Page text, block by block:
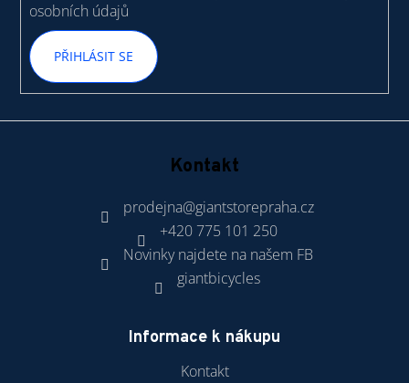
osobních údajů
PŘIHLÁSIT SE
Kontakt
prodejna@giantstorepraha.cz
+420 775 101 250
Novinky najdete na našem FB
giantbicycles
Informace k nákupu
Kontakt